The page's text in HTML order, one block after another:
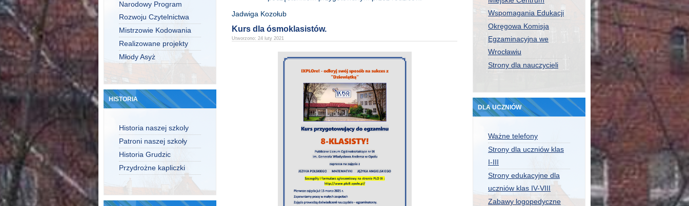
Narodowy Program
Rozwoju Czytelnictwa
Mistrzowie Kodowania
Realizowane projekty
Młody Asyż
HISTORIA
Historia naszej szkoly
Patroni naszej szkoły
Historia Grudzic
Przydrożne kapliczki
Jadwiga Kozołub
Kurs dla ósmoklasistów.
Utworzono: 24 luty 2021
Wspomagania Edukacji
Okręgowa Komisja
Egzaminacyjna we
Wrocławiu
Strony dla nauczycieli
DLA UCZNIÓW
Ważne telefony
Strony dla uczniów klas
I-III
Strony edukacyjne dla
uczniów klas IV-VIII
Zabawy logopedyczne